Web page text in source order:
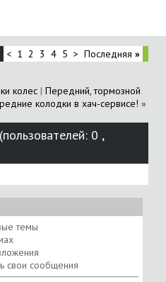
< 1 2 3 4 5 > Последняя »
колес| Передний, тормозной
колодки в хач-сервисе! »
(пользователей: 0 ,
темы
свои сообщения